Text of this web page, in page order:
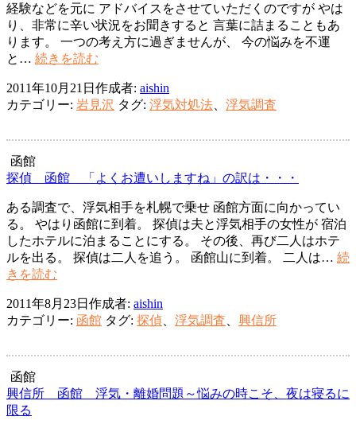
経験などを元に アドバイスをさせていただくのですが やは
り、非常に辛い状況をお聞きすると 言葉に詰まることもあ
ります。 一つの考え方に過ぎませんが、 今の悩みを不運
と… 続きを読む
事
務
岩
沢
現
状
は
必
考
え
み
2011年10月21日 作成者: aishin
カテゴリー: 岩見沢 タグ: 浮気対処法、 浮気調査
函館
探偵 函館 「よくお遭いしますね」の訳は・・・
ある調査で、浮気相手を札幌で乗せ 函館方面に向かってい
る。 やはり函館に到着。 探偵は夫と浮気相手の女性が 宿泊
したホテルに泊まることにする。 その後、再び二人はホテ
ルを出る。 探偵は二人を追う。 函館山に到着。 二人は… 続
きを読む
函
館
く
遭
2011年8月23日 作成者: aishin
カテゴリー: 函館 タグ: 探偵、 浮気調査、 興信所
函館
興信所 函館 浮気・離婚問題～悩みの時こそ、夜は寝るに
限る